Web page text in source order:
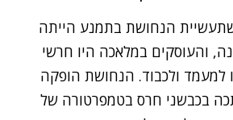
הנחושת בתמנע הייתה
והעוסקים במלאכה היו חרשי
למעמד ולכבוד. הנחושת הופקה
בכבשני חרס בטמפרטורה של